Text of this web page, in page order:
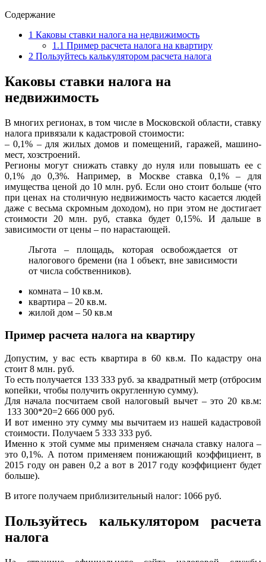
Содержание
1 Каковы ставки налога на недвижимость
1.1 Пример расчета налога на квартиру
2 Пользуйтесь калькулятором расчета налога
Каковы ставки налога на
недвижимость
В многих регионах, в том числе в Московской области, ставку
налога привязали к кадастровой стоимости:
– 0,1% – для жилых домов и помещений, гаражей, машино-
мест, хозстроений.
Регионы могут снижать ставку до нуля или повышать ее с
0,1% до 0,3%. Например, в Москве ставка 0,1% – для
имущества ценой до 10 млн. руб. Если оно стоит больше (что
при ценах на столичную недвижимость часто касается людей
даже с весьма скромным доходом), но при этом не достигает
стоимости 20 млн. руб, ставка будет 0,15%. И дальше в
зависимости от цены – по нарастающей.
Льгота – площадь, которая освобождается от
налогового бремени (на 1 объект, вне зависимости
от числа собственников).
комната – 10 кв.м.
квартира – 20 кв.м.
жилой дом – 50 кв.м
Пример расчета налога на квартиру
Допустим, у вас есть квартира в 60 кв.м. По кадастру она
стоит 8 млн. руб.
То есть получается 133 333 руб. за квадратный метр (отбросим
копейки, чтобы получить округленную сумму).
Для начала посчитаем свой налоговый вычет – это 20 кв.м:
133 300*20=2 666 000 руб.
И вот именно эту сумму мы вычитаем из нашей кадастровой
стоимости. Получаем 5 333 333 руб.
Именно к этой сумме мы применяем сначала ставку налога –
это 0,1%. А потом применяем понижающий коэффициент, в
2015 году он равен 0,2 а вот в 2017 году коэффициент будет
больше).
В итоге получаем приблизительный налог: 1066 руб.
Пользуйтесь калькулятором расчета
налога